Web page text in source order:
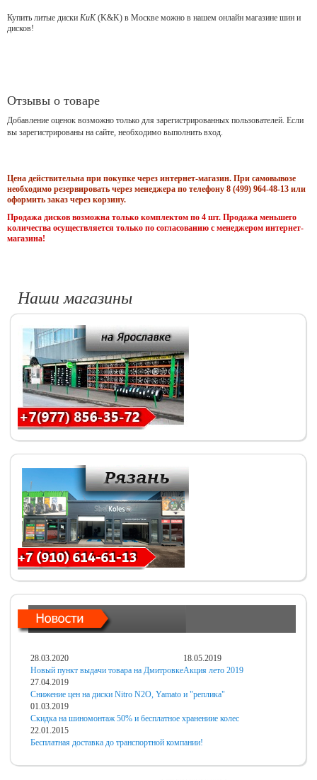
Купить литые диски КиК(K&K) в Москве можно в нашем онлайн магазине шин и
дисков!
Отзывы о товаре
Добавление оценок возможно только для зарегистрированных пользователей. Если
вы зарегистрированы на сайте, необходимо выполнить вход.
Цена действительна при покупке через интернет-магазин. При самовывозе
необходимо резервировать через менеджера по телефону 8 (499) 964-48-13 или
оформить заказ через корзину.
Продажа дисков возможна только комплектом по 4 шт. Продажа меньшего
количества осуществляется только по согласованию с менеджером интернет-
магазина!
Наши магазины
28.03.2020
Новый пункт выдачи товара на Дмитровке
18.05.2019
Акция лето 2019
27.04.2019
Снижение цен на диски Nitro N2O, Yamato и "реплика"
01.03.2019
Скидка на шиномонтаж 50% и бесплатное хранениие колес
22.01.2015
Бесплатная доставка до транспортной компании!